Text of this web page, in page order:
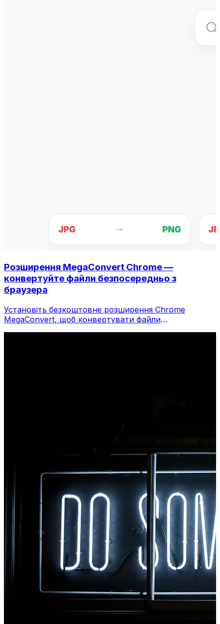
Розширення MegaConvert Chrome —
конвертуйте файли безпосередньо з
браузера
Установіть безкоштовне розширення Chrome
MegaConvert, щоб конвертувати файли